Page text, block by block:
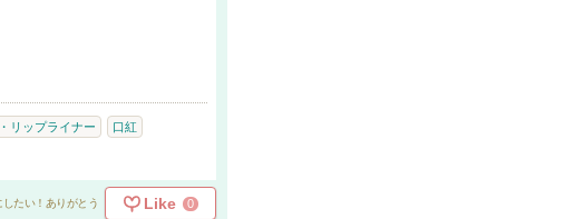
リップライナー 口紅
したい！ありがとう Like 0